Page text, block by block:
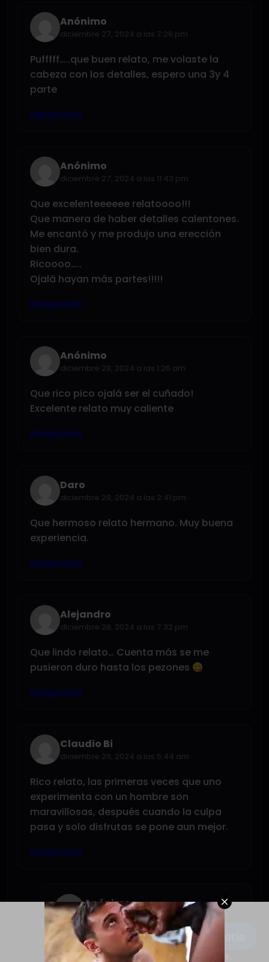
Escribe un comentario
Anónimo
diciembre 27, 2024 a las 7:26 pm
Pufffff…..que buen relato, me volaste la
cabeza con los detalles, espero una 3y 4
parte
Responder
Anónimo
diciembre 27, 2024 a las 11:43 pm
Que excelenteeeeee relatoooo!!!
Que manera de haber detalles calentones.
Me encantó y me produjo una erección
bien dura.
Ricoooo…..
Ojalá hayan más partes!!!!!
Responder
Anónimo
diciembre 28, 2024 a las 1:26 am
Que rico pico ojalá ser el cuñado!
Excelente relato muy caliente
Responder
Daro
diciembre 28, 2024 a las 2:41 pm
Que hermoso relato hermano. Muy buena
experiencia.
Responder
Alejandro
diciembre 28, 2024 a las 7:32 pm
Que lindo relato… Cuenta más se me
pusieron duro hasta los pezones
Responder
Claudio Bi
diciembre 29, 2024 a las 5:44 am
Rico relato, las primeras veces que uno
experimenta con un hombre son
maravillosas, después cuando la culpa
pasa y solo disfrutas se pone aun mejor.
Responder
Anónimo
diciembre 30, 2024 a las 12:15 am
De verdad???
Eso me anima a continuar entonces.